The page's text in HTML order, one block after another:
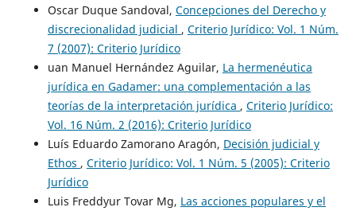
Oscar Duque Sandoval, Concepciones del Derecho y
discrecionalidad judicial , Criterio Jurídico: Vol. 1 Núm.
7 (2007): Criterio Jurídico
uan Manuel Hernández Aguilar, La hermenéutica
jurídica en Gadamer: una complementación a las
teorías de la interpretación jurídica , Criterio Jurídico:
Vol. 16 Núm. 2 (2016): Criterio Jurídico
Luís Eduardo Zamorano Aragón, Decisión judicial y
Ethos , Criterio Jurídico: Vol. 1 Núm. 5 (2005): Criterio
Jurídico
Luis Freddyur Tovar Mg, Las acciones populares y el